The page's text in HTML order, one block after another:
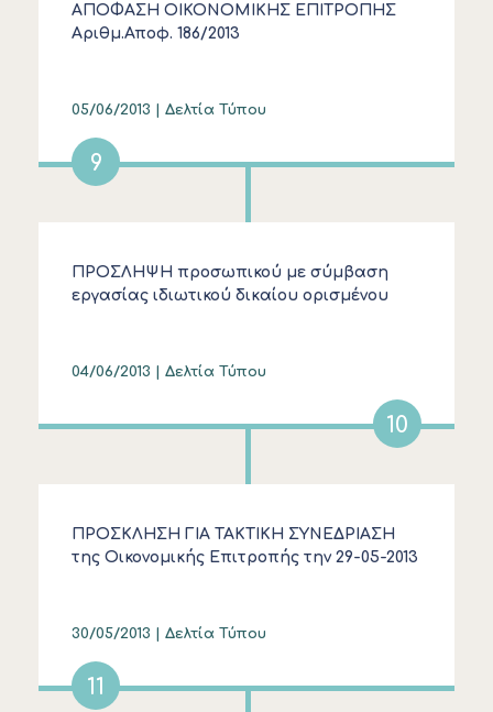
ΑΠΟΦΑΣΗ ΟΙΚΟΝΟΜΙΚΗΣ ΕΠΙΤΡΟΠΗΣ
Αριθμ.Αποφ. 186/2013
05/06/2013 | Δελτία Τύπου
9
ΠΡΟΣΛΗΨΗ προσωπικού με σύμβαση
εργασίας ιδιωτικού δικαίου ορισμένου
04/06/2013 | Δελτία Τύπου
10
ΠΡΟΣΚΛΗΣΗ ΓΙΑ ΤΑΚΤΙΚΗ ΣΥΝΕΔΡΙΑΣΗ
της Οικονομικής Επιτροπής την 29-05-2013
30/05/2013 | Δελτία Τύπου
11